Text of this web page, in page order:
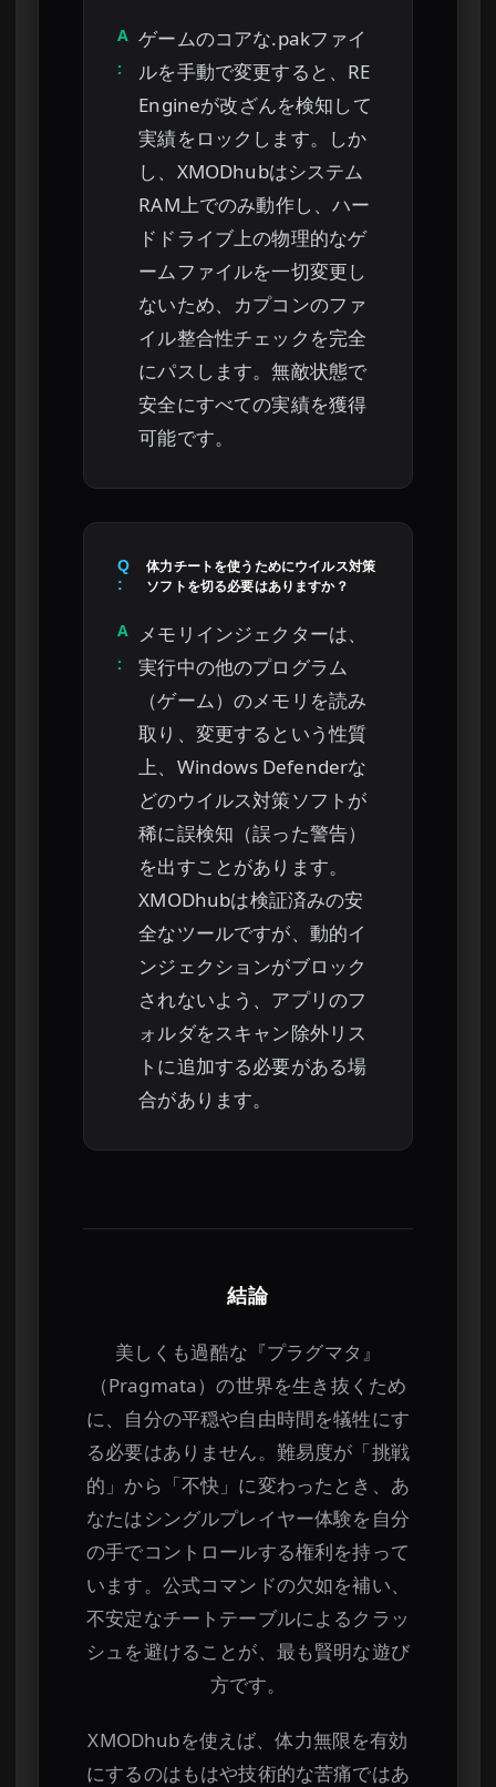
A
:
ゲームのコアな.pakファイ
ルを手動で変更すると、RE
Engineが改ざんを検知して
実績をロックします。しか
し、XMODhubはシステム
RAM上でのみ動作し、ハー
ドドライブ上の物理的なゲ
ームファイルを一切変更し
ないため、カプコンのファ
イル整合性チェックを完全
にパスします。無敵状態で
安全にすべての実績を獲得
可能です。
Q
:
体力チートを使うためにウイルス対策
ソフトを切る必要はありますか？
A
:
メモリインジェクターは、
実行中の他のプログラム
（ゲーム）のメモリを読み
取り、変更するという性質
上、Windows Defenderな
どのウイルス対策ソフトが
稀に誤検知（誤った警告）
を出すことがあります。
XMODhubは検証済みの安
全なツールですが、動的イ
ンジェクションがブロック
されないよう、アプリのフ
ォルダをスキャン除外リス
トに追加する必要がある場
合があります。
結論
美しくも過酷な『プラグマタ』
（Pragmata）の世界を生き抜くため
に、自分の平穏や自由時間を犠牲にす
る必要はありません。難易度が「挑戦
的」から「不快」に変わったとき、あ
なたはシングルプレイヤー体験を自分
の手でコントロールする権利を持って
います。公式コマンドの欠如を補い、
不安定なチートテーブルによるクラッ
シュを避けることが、最も賢明な遊び
方です。
XMODhubを使えば、体力無限を有効
にするのはもはや技術的な苦痛ではあ